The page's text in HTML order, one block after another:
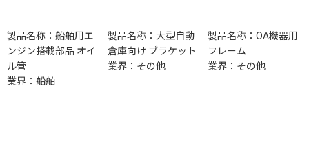
製品名称：船舶用エ
ンジン搭載部品 オイ
ル管
業界：船舶
製品名称：大型自動
倉庫向け ブラケット
業界：その他
製品名称：OA機器用
フレーム
業界：その他